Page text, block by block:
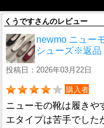
くうですさんのレビュー
newmo ニュ
シューズ※返品
投稿日：2026年03月22日
購入者
ニューモの靴は履きや
エタイプは苦手でした